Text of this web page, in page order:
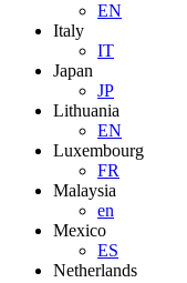
EN
Italy
IT
Japan
JP
Lithuania
EN
Luxembourg
FR
Malaysia
en
Mexico
ES
Netherlands